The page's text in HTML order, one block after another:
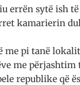
errën sytë ish
kamarierin
me pi tanë
me përjashtim
republike që